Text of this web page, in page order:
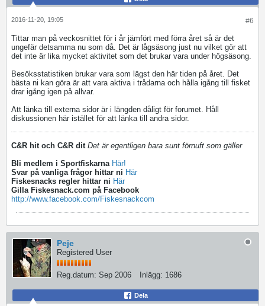
#6
2016-11-20, 19:05
Tittar man på veckosnittet för i år jämfört med förra året så är det
ungefär detsamma nu som då. Det är lågsäsong just nu vilket gör att
det inte är lika mycket aktivitet som det brukar vara under högsäsong.
Besöksstatistiken brukar vara som lägst den här tiden på året. Det
bästa ni kan göra är att vara aktiva i trådarna och hålla igång till fisket
drar igång igen på allvar.
Att länka till externa sidor är i längden dåligt för forumet. Håll
diskussionen här istället för att länka till andra sidor.
C&R hit och C&R dit Det är egentligen bara sunt förnuft som gäller
Bli medlem i Sportfiskarna Här!
Svar på vanliga frågor hittar ni Här
Fiskesnacks regler hittar ni Här
Gilla Fiskesnack.com på Facebook
http://www.facebook.com/Fiskesnackcom
Peje
Registered User
Reg.datum: Sep 2006 Inlägg: 1686
Dela